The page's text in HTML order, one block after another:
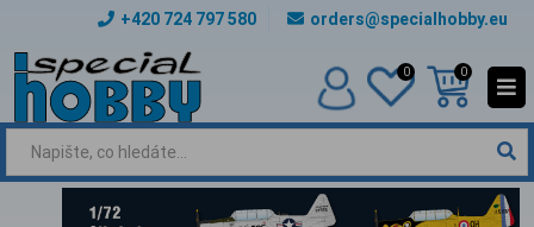
orders@specialhobby.eu
+420 724 797 580
0 0